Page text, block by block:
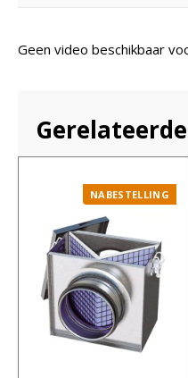
Geen video beschikbaar
NABESTELLING